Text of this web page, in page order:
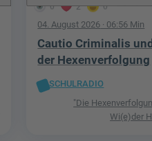
0 2 0
04. August 2026 · 06:56 Min
Cautio Criminalis
der Hexenverfolgung
SCHULRADIO
"Die
Wi(e)der